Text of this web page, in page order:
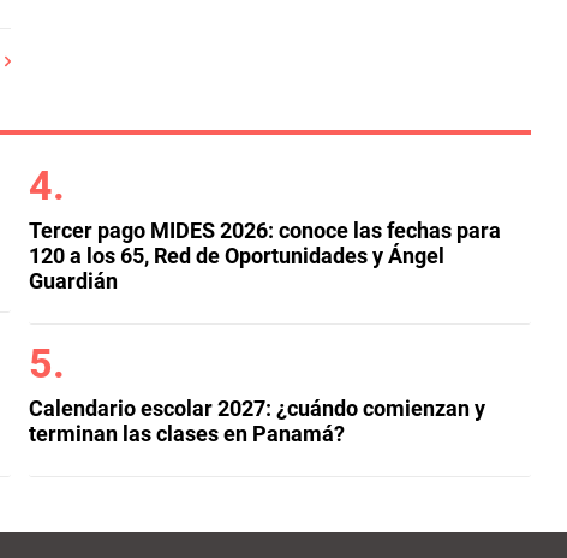
Tercer pago MIDES 2026: conoce las fechas para
120 a los 65, Red de Oportunidades y Ángel
Guardián
Calendario escolar 2027: ¿cuándo comienzan y
terminan las clases en Panamá?